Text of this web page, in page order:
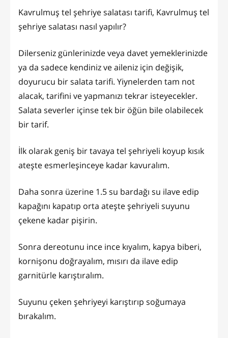
Kavrulmuş tel şehriye salatası tarifi, Kavrulmuş tel
şehriye salatası nasıl yapılır?
Dilerseniz günlerinizde veya davet yemeklerinizde
ya da sadece kendiniz ve aileniz için değişik,
doyurucu bir salata tarifi. Yiynelerden tam not
alacak, tarifini ve yapmanızı tekrar isteyecekler.
Salata severler içinse tek bir öğün bile olabilecek
bir tarif.
İlk olarak geniş bir tavaya tel şehriyeli koyup kısık
ateşte esmerleşinceye kadar kavuralım.
Daha sonra üzerine 1.5 su bardağı su ilave edip
kapağını kapatıp orta ateşte şehriyeli suyunu
çekene kadar pişirin.
Sonra dereotunu ince ince kıyalım, kapya biberi,
kornişonu doğrayalım, mısırı da ilave edip
garnitürle karıştıralım.
Suyunu çeken şehriyeyi karıştırıp soğumaya
bırakalım.